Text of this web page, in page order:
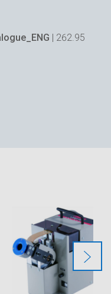
| 262.95